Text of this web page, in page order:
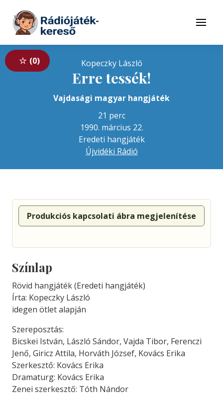
Tovább a tartalomhoz
Menü
0 Kopeczky László
Erre tessék!
Vajdasági magyar hangjáték
21 perc
1990. március 22.
Eredeti hangjáték
Újvidéki Rádió
Produkciós kapcsolati ábra megjelenítése
Színlap
Rövid hangjáték (Eredeti hangjáték)
Írta: Kopeczky László
idegen ötlet alapján
Szereposztás:
Bicskei István, László Sándor, Vajda Tibor, Ferenczi
Jenő, Giricz Attila, Horváth József, Kovács Erika
Szerkesztő: Kovács Erika
Dramaturg: Kovács Erika
Zenei szerkesztő: Tóth Nándor